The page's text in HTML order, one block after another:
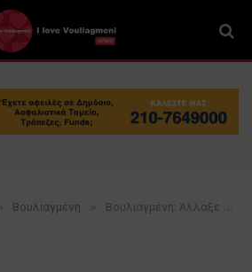
» Βουλιαγμένη » Bουλιαγμένη: Άλλαξε η πινακίδα που προέβλεπε πρόστιμα 10.000 ευρώ μετά από δημοσίευμα της «Ζούγκλας»